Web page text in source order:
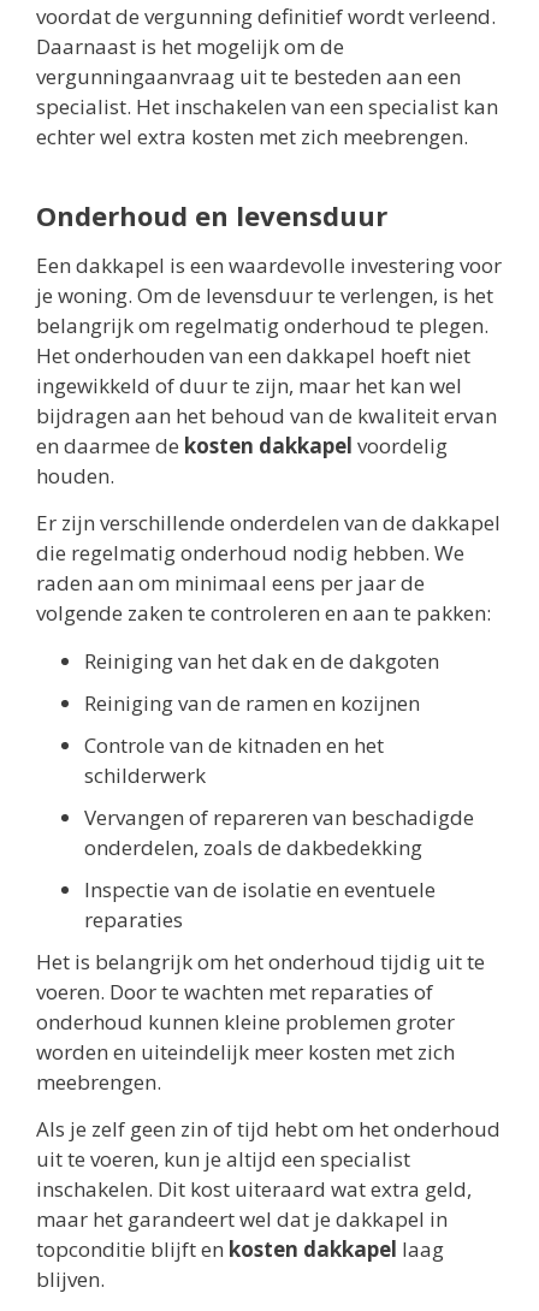
voordat de vergunning definitief wordt verleend.
Daarnaast is het mogelijk om de
vergunningaanvraag uit te besteden aan een
specialist. Het inschakelen van een specialist kan
echter wel extra kosten met zich meebrengen.
Onderhoud en levensduur
Een dakkapel is een waardevolle investering voor
je woning. Om de levensduur te verlengen, is het
belangrijk om regelmatig onderhoud te plegen.
Het onderhouden van een dakkapel hoeft niet
ingewikkeld of duur te zijn, maar het kan wel
bijdragen aan het behoud van de kwaliteit ervan
en daarmee de kosten dakkapel voordelig
houden.
Er zijn verschillende onderdelen van de dakkapel
die regelmatig onderhoud nodig hebben. We
raden aan om minimaal eens per jaar de
volgende zaken te controleren en aan te pakken:
Reiniging van het dak en de dakgoten
Reiniging van de ramen en kozijnen
Controle van de kitnaden en het
schilderwerk
Vervangen of repareren van beschadigde
onderdelen, zoals de dakbedekking
Inspectie van de isolatie en eventuele
reparaties
Het is belangrijk om het onderhoud tijdig uit te
voeren. Door te wachten met reparaties of
onderhoud kunnen kleine problemen groter
worden en uiteindelijk meer kosten met zich
meebrengen.
Als je zelf geen zin of tijd hebt om het onderhoud
uit te voeren, kun je altijd een specialist
inschakelen. Dit kost uiteraard wat extra geld,
maar het garandeert wel dat je dakkapel in
topconditie blijft en kosten dakkapel laag
blijven.